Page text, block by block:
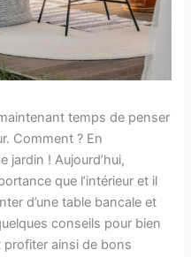
temps de penser
Comment ? En
jardin ! Aujourd’hui,
que l’intérieur et il
d’une table bancale et
conseils pour bien
ainsi de bons